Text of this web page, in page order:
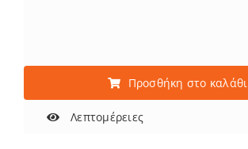
Προσθήκη στο καλάθι
Λεπτομέρειες